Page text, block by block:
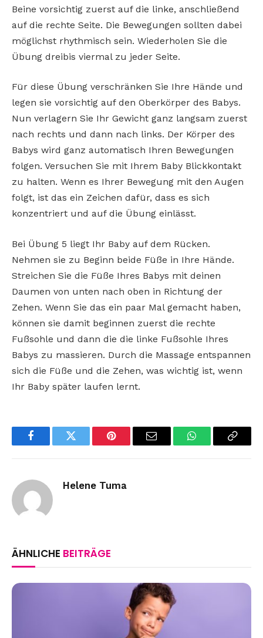
Beine vorsichtig zuerst auf die linke, anschließend
auf die rechte Seite. Die Bewegungen sollten dabei
möglichst rhythmisch sein. Wiederholen Sie die
Übung dreibis viermal zu jeder Seite.
Für diese Übung verschränken Sie Ihre Hände und
legen sie vorsichtig auf den Oberkörper des Babys.
Nun verlagern Sie Ihr Gewicht ganz langsam zuerst
nach rechts und dann nach links. Der Körper des
Babys wird ganz automatisch Ihren Bewegungen
folgen. Versuchen Sie mit Ihrem Baby Blickkontakt
zu halten. Wenn es Ihrer Bewegung mit den Augen
folgt, ist das ein Zeichen dafür, dass es sich
konzentriert und auf die Übung einlässt.
Bei Übung 5 liegt Ihr Baby auf dem Rücken.
Nehmen sie zu Beginn beide Füße in Ihre Hände.
Streichen Sie die Füße Ihres Babys mit deinen
Daumen von unten nach oben in Richtung der
Zehen. Wenn Sie das ein paar Mal gemacht haben,
können sie damit beginnen zuerst die rechte
Fußsohle und dann die die linke Fußsohle Ihres
Babys zu massieren. Durch die Massage entspannen
sich die Füße und die Zehen, was wichtig ist, wenn
Ihr Baby später laufen lernt.
FacebookTwitter Pinterest Email WhatsAppCopy
Helene Tuma
ÄHNLICHE BEITRÄGE